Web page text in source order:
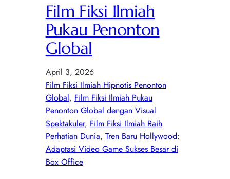
Film Fiksi Ilmiah
Pukau Penonton
Global
April 3, 2026
Film Fiksi Ilmiah Hipnotis Penonton
Global, Film Fiksi Ilmiah Pukau
Penonton Global dengan Visual
Spektakuler, Film Fiksi Ilmiah Raih
Perhatian Dunia, Tren Baru Hollywood:
Adaptasi Video Game Sukses Besar di
Box Office